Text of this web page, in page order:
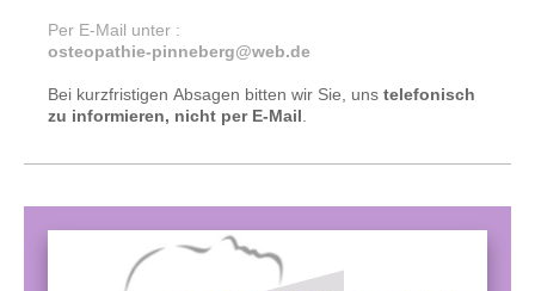
Per E-Mail unter :
osteopathie-pinneberg@web.de
Bei kurzfristigen Absagen bitten wir Sie, uns telefonisch
zu informieren, nicht per E-Mail